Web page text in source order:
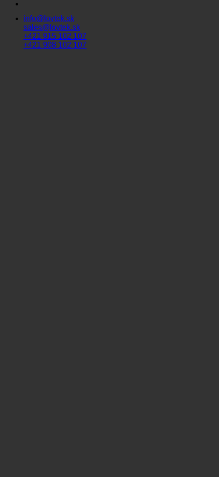
info@lovtek.sk
sales@lovtek.sk
+421 915 102 107
+421 908 102 107